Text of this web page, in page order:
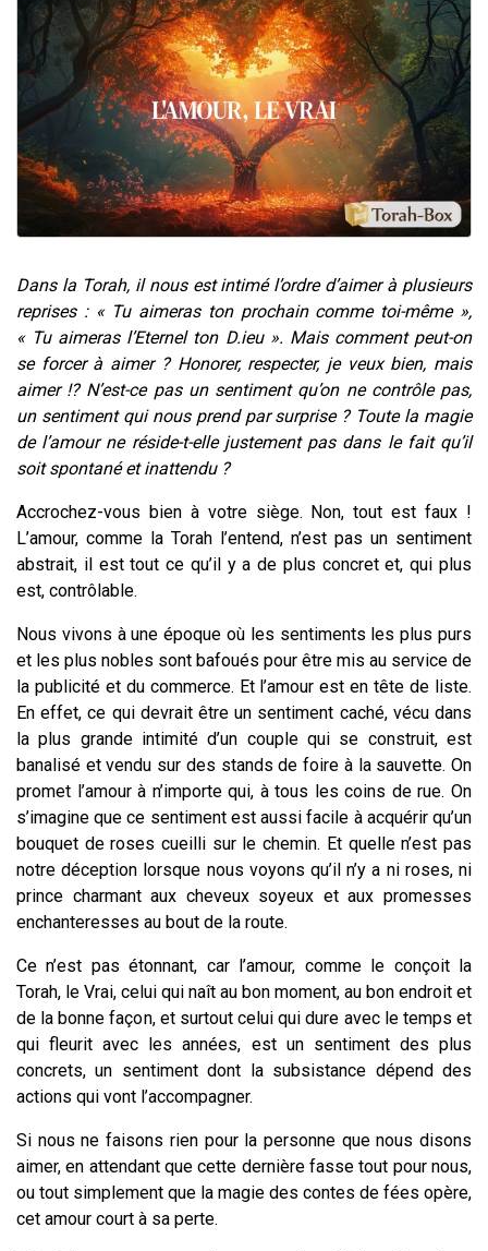
2 personnes viennent de nous rejoindre sur WhatsApp
2 nouvelles musiques dans Torah-Box Music
8 personnes viennent de faire un don pour Tsédaka : pauvres d'Israel
2 personnes viennent de faire un don pour 1 Journée de Vacances Pour les Enfants
Dans la Torah, il nous est intimé l’ordre d’aimer à plusieurs
reprises : « Tu aimeras ton prochain comme toi-même »,
« Tu aimeras l’Eternel ton D.ieu ». Mais comment peut-on
se forcer à aimer ? Honorer, respecter, je veux bien, mais
aimer !? N’est-ce pas un sentiment qu’on ne contrôle pas,
un sentiment qui nous prend par surprise ? Toute la magie
de l’amour ne réside-t-elle justement pas dans le fait qu’il
soit spontané et inattendu ?
Accrochez-vous bien à votre siège. Non, tout est faux !
L’amour, comme la Torah l’entend, n’est pas un sentiment
abstrait, il est tout ce qu’il y a de plus concret et, qui plus
est, contrôlable.
Nous vivons à une époque où les sentiments les plus purs
et les plus nobles sont bafoués pour être mis au service de
la publicité et du commerce. Et l’amour est en tête de liste.
En effet, ce qui devrait être un sentiment caché, vécu dans
la plus grande intimité d’un couple qui se construit, est
banalisé et vendu sur des stands de foire à la sauvette. On
promet l’amour à n’importe qui, à tous les coins de rue. On
s’imagine que ce sentiment est aussi facile à acquérir qu’un
bouquet de roses cueilli sur le chemin. Et quelle n’est pas
notre déception lorsque nous voyons qu’il n’y a ni roses, ni
prince charmant aux cheveux soyeux et aux promesses
enchanteresses au bout de la route.
Ce n’est pas étonnant, car l’amour, comme le conçoit la
Torah, le Vrai, celui qui naît au bon moment, au bon endroit et
de la bonne façon, et surtout celui qui dure avec le temps et
qui fleurit avec les années, est un sentiment des plus
concrets, un sentiment dont la subsistance dépend des
actions qui vont l’accompagner.
Si nous ne faisons rien pour la personne que nous disons
aimer, en attendant que cette dernière fasse tout pour nous,
ou tout simplement que la magie des contes de fées opère,
cet amour court à sa perte.